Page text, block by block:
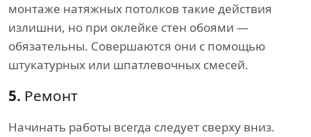
монтаже натяжных потолков такие действия
излишни, но при оклейке стен обоями —
обязательны. Совершаются они с помощью
штукатурных или шпатлевочных смесей.
5. Ремонт
Начинать работы всегда следует сверху вниз.